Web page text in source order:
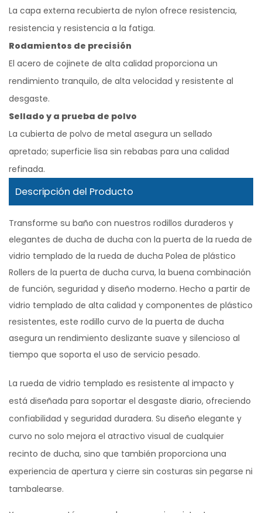
La capa externa recubierta de nylon ofrece resistencia,
resistencia y resistencia a la fatiga.
Rodamientos de precisión
El acero de cojinete de alta calidad proporciona un
rendimiento tranquilo, de alta velocidad y resistente al
desgaste.
Sellado y a prueba de polvo
La cubierta de polvo de metal asegura un sellado
apretado; superficie lisa sin rebabas para una calidad
refinada.
Descripción del Producto
Transforme su baño con nuestros rodillos duraderos y
elegantes de ducha de ducha con la puerta de la rueda de
vidrio templado de la rueda de ducha Polea de plástico
Rollers de la puerta de ducha curva, la buena combinación
de función, seguridad y diseño moderno. Hecho a partir de
vidrio templado de alta calidad y componentes de plástico
resistentes, este rodillo curvo de la puerta de ducha
asegura un rendimiento deslizante suave y silencioso al
tiempo que soporta el uso de servicio pesado.
La rueda de vidrio templado es resistente al impacto y
está diseñada para soportar el desgaste diario, ofreciendo
confiabilidad y seguridad duradera. Su diseño elegante y
curvo no solo mejora el atractivo visual de cualquier
recinto de ducha, sino que también proporciona una
experiencia de apertura y cierre sin costuras sin pegarse ni
tambalearse.